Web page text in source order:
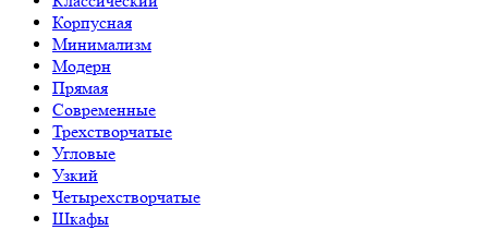
Корпусная
Минимализм
Модерн
Прямая
Современные
Трехстворчатые
Угловые
Узкий
Четырехстворчатые
Шкафы